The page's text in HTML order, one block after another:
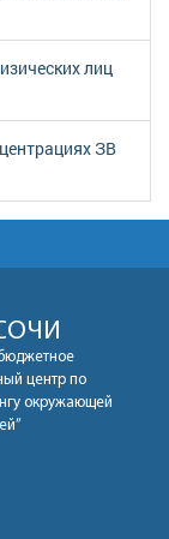
лиц
ЗВ
центр по
окружающей